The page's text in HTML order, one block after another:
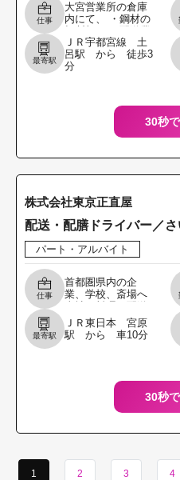
仕事
大宮営業所の倉庫
内にて、 ・鋼材の
務 トラック平車・
４トン車 変更範
囲：変更なし
最寄駅
ＪＲ宇都宮線 土
呂駅 から 徒歩3
分
30秒
株式会社東京正直屋
配送・配膳ドライバー／
パート・アルバイト
仕事
首都圏県内の企
業、学校、斎場へ
します。 それぞれ
の会場等で運んだ
料理を配膳してい
最寄駅
ＪＲ東日本 宮原
駅 から 車10分
30秒
1 2 3 4